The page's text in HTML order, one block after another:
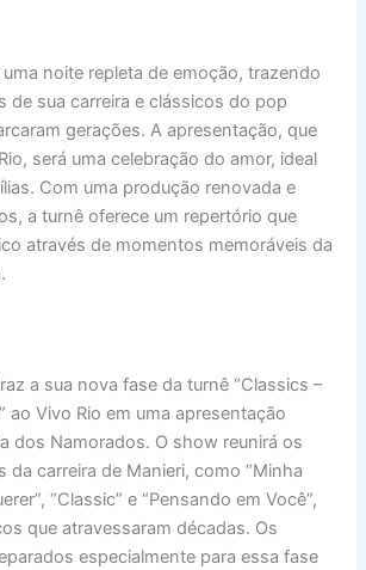
noite repleta de emoção, trazendo
de sua carreira e clássicos do pop
gerações. A apresentação, que
será uma celebração do amor, ideal
Com uma produção renovada e
a turnê oferece um repertório que
através de momentos memoráveis da
a sua nova fase da turnê “Classics –
ao Vivo Rio em uma apresentação
dos Namorados. O show reunirá os
da carreira de Manieri, como “Minha
“Classic” e “Pensando em Você”,
que atravessaram décadas. Os
especialmente para essa fase